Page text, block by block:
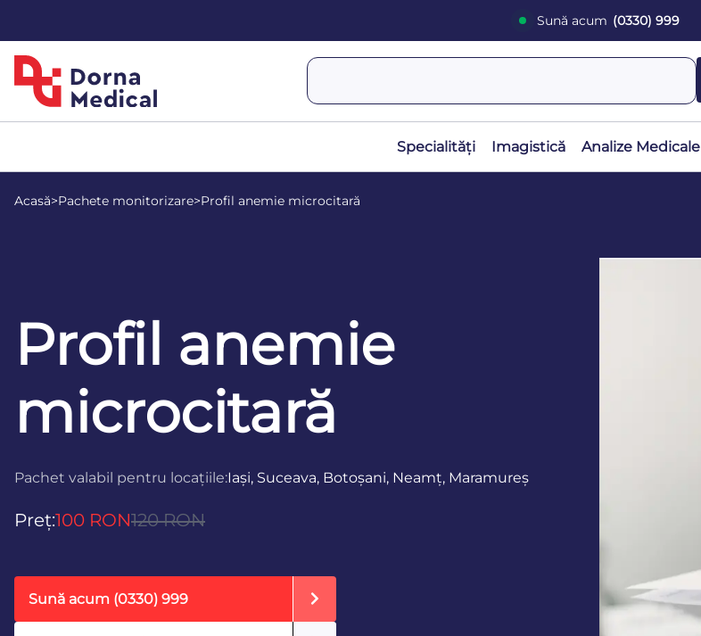
Sună acum (0330) 999
Specialități Imagistică Analize Medicale
Acasă>Pachete monitorizare>Profil anemie microcitară
Profil anemie
microcitară
Pachet valabil pentru locațiile:Iași, Suceava, Botoșani, Neamț, Maramureș
Preț:100 RON120 RON
Sună acum (0330) 999